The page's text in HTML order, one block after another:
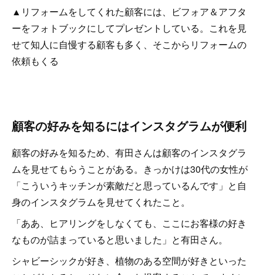
▲リフォームをしてくれた顧客には、ビフォア＆アフタ
ーをフォトブックにしてプレゼントしている。これを見
せて知人に自慢する顧客も多く、そこからリフォームの
依頼もくる
顧客の好みを知るにはインスタグラムが便利
顧客の好みを知るため、有田さんは顧客のインスタグラ
ムを見せてもらうことがある。きっかけは30代の女性が
「こういうキッチンが素敵だと思っているんです」と自
身のインスタグラムを見せてくれたこと。
「ああ、ヒアリングをしなくても、ここにお客様の好き
なものが詰まっていると思いました」と有田さん。
シャビーシックが好き、植物のある空間が好きといった